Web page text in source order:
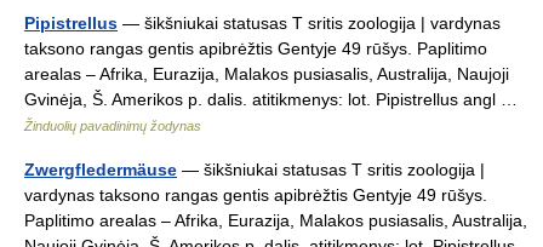
Pipistrellus — šikšniukai statusas T sritis zoologija | vardynas
taksono rangas gentis apibrėžtis Gentyje 49 rūšys. Paplitimo
arealas – Afrika, Eurazija, Malakos pusiasalis, Australija, Naujoji
Gvinėja, Š. Amerikos p. dalis. atitikmenys: lot. Pipistrellus angl …
Žinduolių pavadinimų žodynas
Zwergfledermäuse — šikšniukai statusas T sritis zoologija |
vardynas taksono rangas gentis apibrėžtis Gentyje 49 rūšys.
Paplitimo arealas – Afrika, Eurazija, Malakos pusiasalis, Australija,